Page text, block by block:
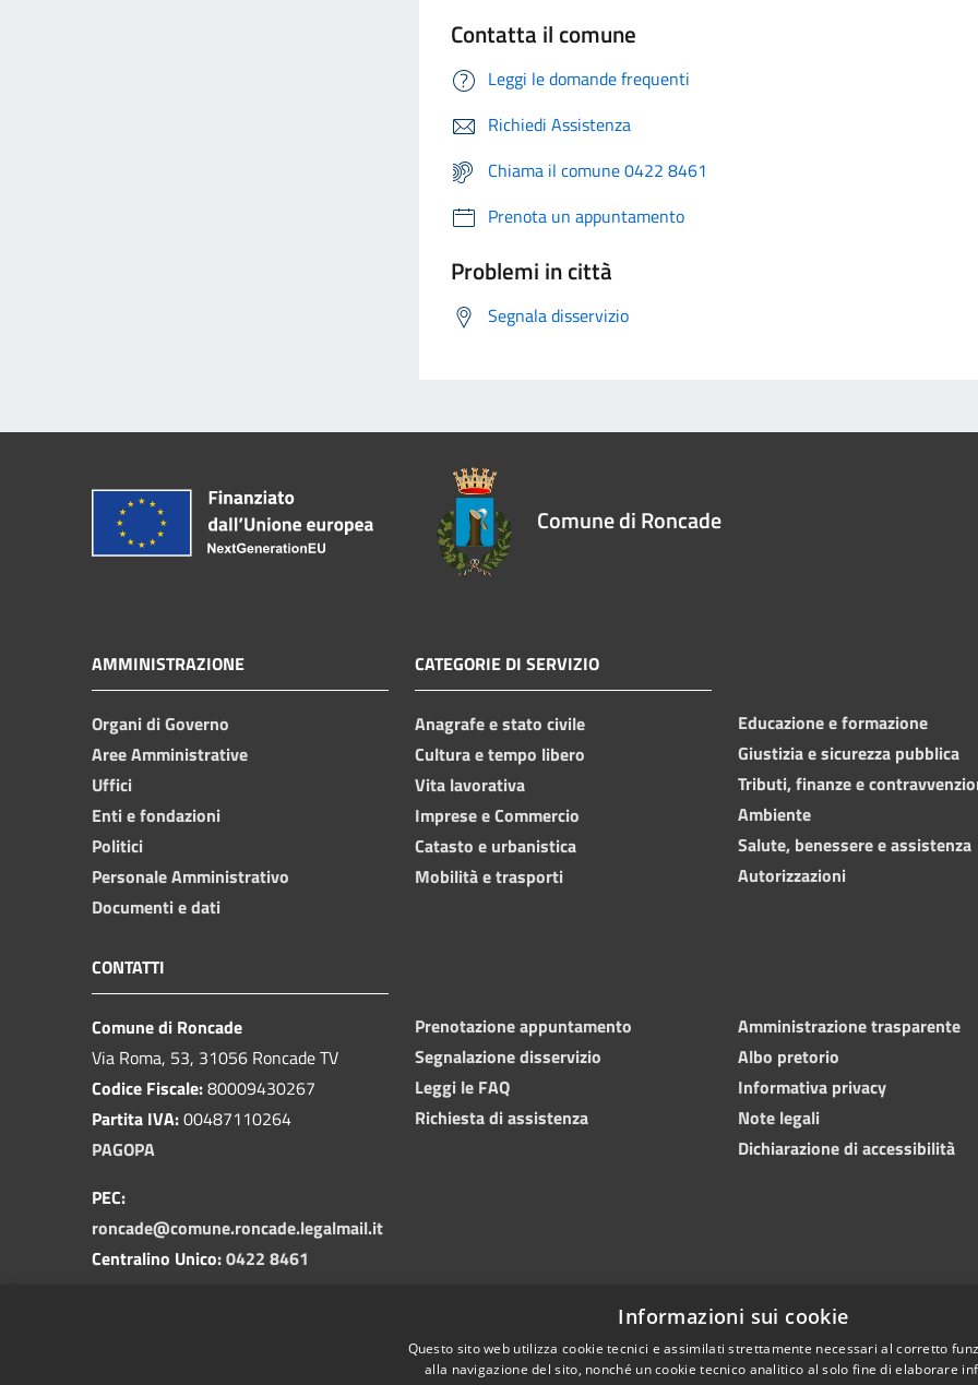
Contatta il comune
Leggi le domande frequenti
Richiedi Assistenza
Chiama il comune 0422 8461
Prenota un appuntamento
Problemi in città
Segnala disservizio
Comune di Roncade
AMMINISTRAZIONE
Organi di Governo
Aree Amministrative
Uffici
Enti e fondazioni
Politici
Personale Amministrativo
Documenti e dati
CATEGORIE DI SERVIZIO
Anagrafe e stato civile
Cultura e tempo libero
Vita lavorativa
Imprese e Commercio
Catasto e urbanistica
Mobilità e trasporti
Educazione e formazione
Giustizia e sicurezza pubblica
Tributi, finanze e
Ambiente
Salute, benessere e assistenza
Autorizzazioni
CONTATTI
Comune di Roncade
Via Roma, 53, 31056 Roncade TV
Codice Fiscale:80009430267
Partita IVA:00487110264
PAGOPA
PEC:
roncade@comune.roncade.legalmail.it
Centralino Unico:0422 8461
Prenotazione appuntamento
Segnalazione disservizio
Leggi le FAQ
Richiesta di assistenza
Amministrazione trasparente
Albo pretorio
Informativa privacy
Note legali
Dichiarazione di accessibilità
Informazioni sui cookie
Questo sito web utilizza cookie tecnici e assimilati strettamente necessari al corretto
alla navigazione del sito, nonché un cookie tecnico analitico al solo fine di elaborare